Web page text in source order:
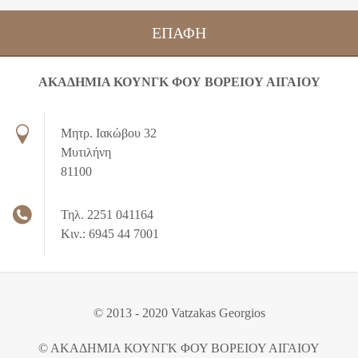
ΕΠΑΦΉ
ΑΚΑΔΗΜΙΑ ΚΟΥΝΓΚ ΦΟΥ ΒΟΡΕΙΟΥ ΑΙΓΑΙΟΥ
Μητρ. Ιακώβου 32
Μυτιλήνη
81100
Τηλ. 2251 041164
Κιν.: 6945 44 7001
© 2013 - 2020 Vatzakas Georgios
© ΑΚΑΔΗΜΙΑ ΚΟΥΝΓΚ ΦΟΥ ΒΟΡΕΙΟΥ ΑΙΓΑΙΟΥ